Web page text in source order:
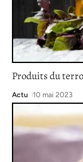
Produits du
Actu 10 mai 2023